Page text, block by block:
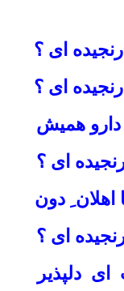
ای ؟
ای ؟
دارو همیش
ای ؟
دون
ای ؟
دلپذیر